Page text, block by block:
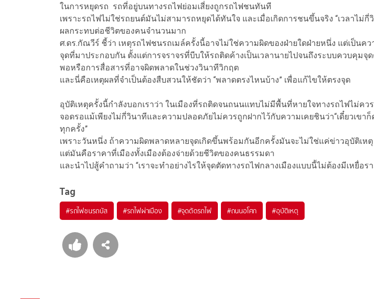
ในการหยุดรถ รถที่อยู่บนทางรถไฟย่อมเสี่ยงถูกรถไฟชนทันที
เพราะรถไฟไม่ใช่รถยนต์มันไม่สามารถหยุดได้ทันใจ และเมื่อเกิดการชนขึ้นจริง “เวลาไม่กี่
ผลกระทบต่อชีวิตของคนจำนวนมาก
ศ.ดร.กัณวีร์ ชี้ว่า เหตุรถไฟชนรถเมล์ครั้งนี้อาจไม่ใช่ความผิดของฝ่ายใดฝ่ายหนึ่ง แต่เป็นค
จุดที่มาประกอบกัน ตั้งแต่การจราจรที่บีบให้รถติดค้างเป็นเวลานายไปจนถึงระบบควบคุมจุ
พอหรือการสื่อสารที่อาจผิดพลาดในช่วงวินาทีวิกฤต
และนี่คือเหตุผลที่จำเป็นต้องสืบสวนให้ชัดว่า “พลาดตรงไหนบ้าง” เพื่อแก้ไขให้ตรงจุด
อุบัติเหตุครั้งนี้กำลังบอกเราว่า ในเมืองที่รถติดจนถนนแทบไม่มีพื้นที่หายใจทางรถไฟไม่คว
จอดรอแม้เพียงไม่กี่วินาทีและความปลอดภัยไม่ควรถูกฝากไว้กับความเคยชินว่า“เดี๋ยวเขา
ทุกครั้ง”
เพราะวันหนึ่ง ถ้าความผิดพลาดหลายจุดเกิดขึ้นพร้อมกันอีกครั้งมันจะไม่ใช่แค่ข่าวอุบัติเหตุ
แต่มันคือราคาที่เมืองทั้งเมืองต้องจ่ายด้วยชีวิตของคนธรรมดา
และนำไปสู้คำถามว่า “เราจะทำอย่างไรให้จุดตัดทางรถไฟกลางเมืองแบบนี้ไม่ต้องมีเหยื่อร
Tag
#รถไฟชนรถบัส #รถไฟผ่าเมือง #จุดตัดรถไฟ #ถนนอโศก #อุบัติเหตุ